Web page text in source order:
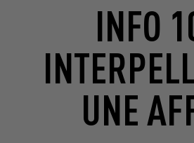
INFO
UNE